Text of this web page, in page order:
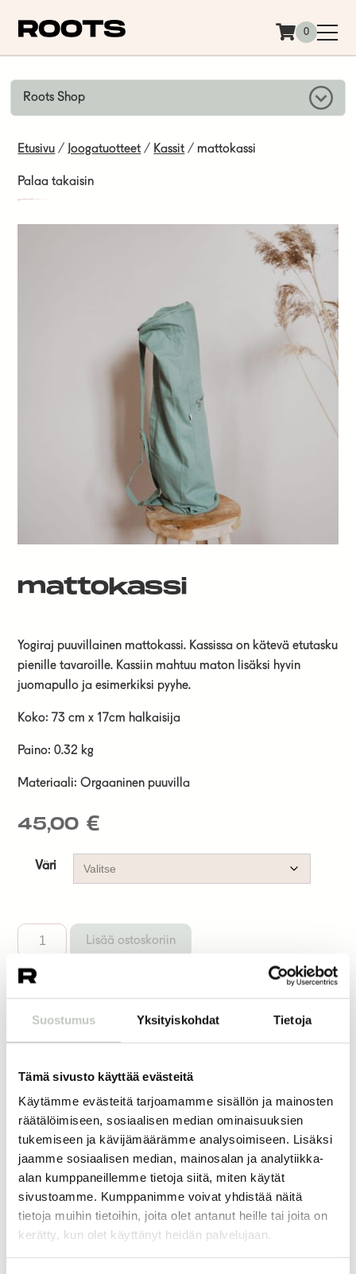
Suostumus Yksityiskohdat Tietoja
Tämä sivusto käyttää evästeitä
Käytämme evästeitä tarjoamamme sisällön ja mainosten
räätälöimiseen, sosiaalisen median ominaisuuksien
tukemiseen ja kävijämäärämme analysoimiseen. Lisäksi
jaamme sosiaalisen median, mainosalan ja analytiikka-
alan kumppaneillemme tietoja siitä, miten käytät
sivustoamme. Kumppanimme voivat yhdistää näitä
tietoja muihin tietoihin, joita olet antanut heille tai joita on
kerätty, kun olet käyttänyt heidän palvelujaan.
0
Roots Shop
Etusivu / Joogatuotteet / Kassit / mattokassi
Palaa takaisin
mattokassi
Yogiraj puuvillainen mattokassi. Kassissa on kätevä etutasku
pienille tavaroille. Kassiin mahtuu maton lisäksi hyvin
juomapullo ja esimerkiksi pyyhe.
Koko: 73 cm x 17cm halkaisija
Paino: 0.32 kg
Materiaali: Orgaaninen puuvilla
45,00 €
Väri
Lisää ostoskoriin
Joogatuotteet Kassit
Lisää samankaltaisia
anatomia ja kehotietoisuus –
kokemuksellisen anatomian opas
49,00 €